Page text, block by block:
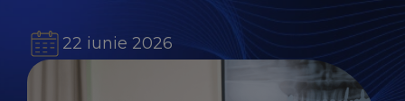
22 iunie 2026